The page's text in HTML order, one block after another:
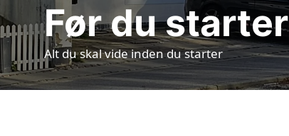
Før du starter
Alt du skal vide inden du starter